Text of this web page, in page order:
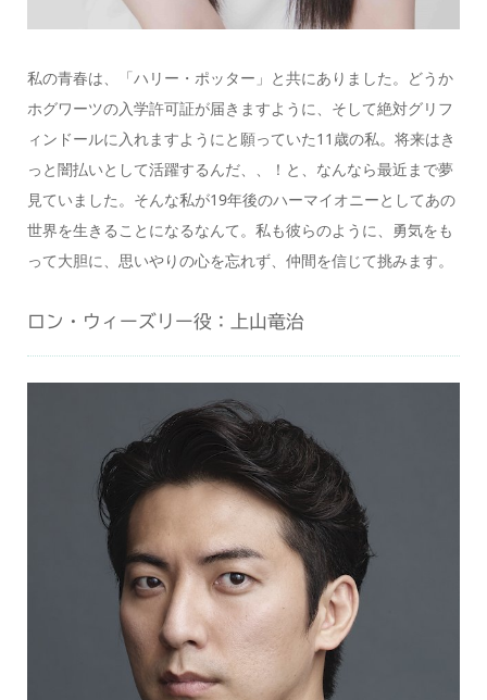
私の青春は、「ハリー・ポッター」と共にありました。どうか
ホグワーツの入学許可証が届きますように、そして絶対グリフ
ィンドールに入れますようにと願っていた11歳の私。将来はき
っと闇払いとして活躍するんだ、、！と、なんなら最近まで夢
見ていました。そんな私が19年後のハーマイオニーとしてあの
世界を生きることになるなんて。私も彼らのように、勇気をも
って大胆に、思いやりの心を忘れず、仲間を信じて挑みます。
ロン・ウィーズリー役：上山竜治